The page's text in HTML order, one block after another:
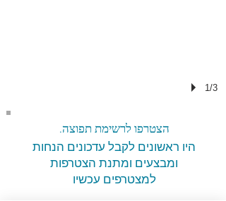
1/3
.הצטרפו לרשימת תפוצה
היו ראשונים לקבל עדכונים הנחות
ומבצעים ומתנת הצטרפות
למצטרפים עכשיו